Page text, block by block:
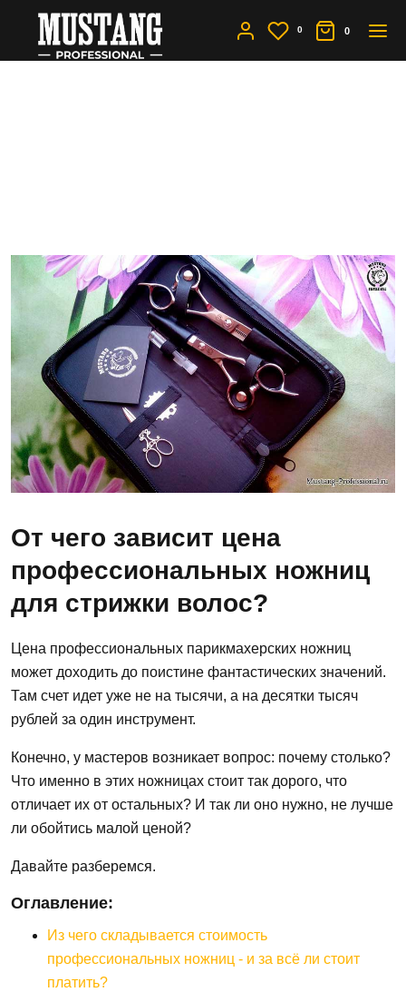
0 0
От чего зависит цена
профессиональных ножниц
для стрижки волос?
Цена профессиональных парикмахерских ножниц
может доходить до поистине фантастических значений.
Там счет идет уже не на тысячи, а на десятки тысяч
рублей за один инструмент.
Конечно, у мастеров возникает вопрос: почему столько?
Что именно в этих ножницах стоит так дорого, что
отличает их от остальных? И так ли оно нужно, не лучше
ли обойтись малой ценой?
Давайте разберемся.
Оглавление:
Из чего складывается стоимость
профессиональных ножниц - и за всё ли стоит
платить?